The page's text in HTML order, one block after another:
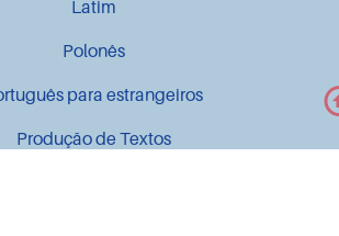
Latim
Polonês
para estrangeiros
Produção de Textos